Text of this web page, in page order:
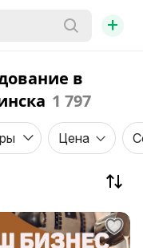
+
в
1 797
Цена